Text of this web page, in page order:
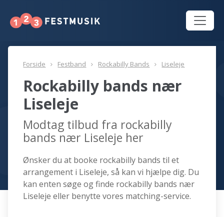
Forside Festband Rockabilly Bands Liseleje
Rockabilly bands nær
Liseleje
Modtag tilbud fra rockabilly
bands nær Liseleje her
Ønsker du at booke rockabilly bands til et
arrangement i Liseleje, så kan vi hjælpe dig. Du
kan enten søge og finde rockabilly bands nær
Liseleje eller benytte vores matching-service.